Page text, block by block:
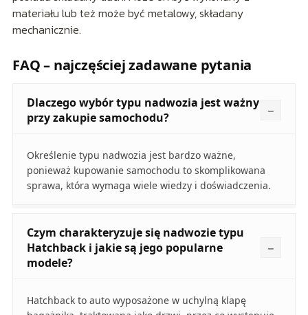
materiału lub też może być metalowy, składany
mechanicznie.
FAQ – najczęściej zadawane pytania
Dlaczego wybór typu nadwozia jest ważny
przy zakupie samochodu?
Określenie typu nadwozia jest bardzo ważne,
ponieważ kupowanie samochodu to skomplikowana
sprawa, która wymaga wiele wiedzy i doświadczenia.
Czym charakteryzuje się nadwozie typu
Hatchback i jakie są jego popularne
modele?
Hatchback to auto wyposażone w uchylną klapę